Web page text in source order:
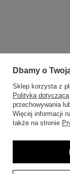
Dbamy o
Sklep korzysta z
Polityką
przechowywania
Więcej informacji
także na stronie